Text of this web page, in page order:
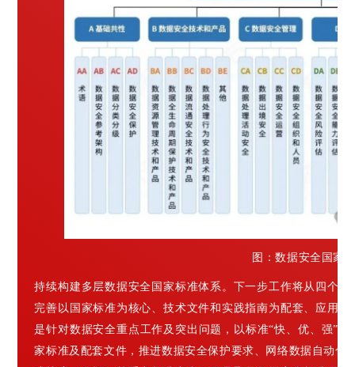
图：数据安全国家
持续构建多层数据安全国家标准体系。下一步工作将从四个
完善以国家标准为核心、技术文件和实践指南为配套、应用
是针对数据安全重点工作及突出问题，以标准“快、优、强”
家标准及配套文件，推进数据安全保护要求、网络数据自动